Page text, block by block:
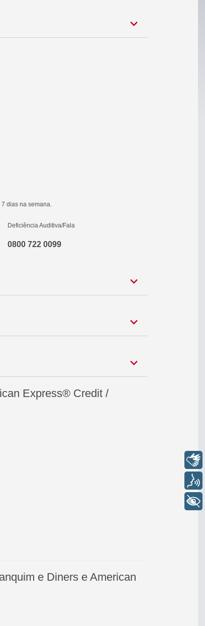
dias na semana.
Deficiência Auditiva/Fala
0800 722 0099
Express® Credit /
e Diners e American